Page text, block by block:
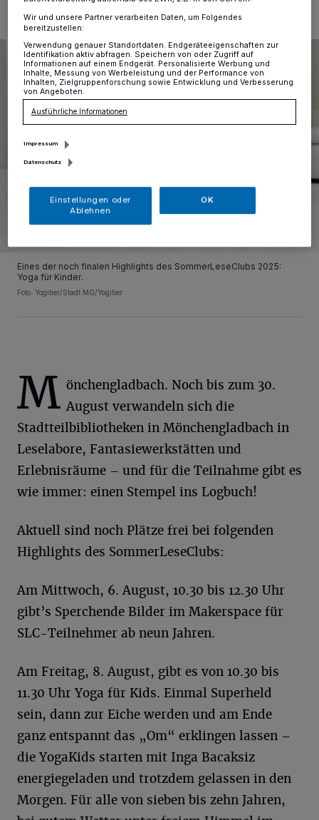
Eines der noch finalen Highlights des SommerLeseClubs 2025:
Yoga für Kinder.
Foto: Yogitier/Stadt MG/Yogitier
M önchengladbach. Noch bis zum 30.
August verwandeln sich die
Stadtteilbibliotheken in Mönchengladbach in
Leselabore, Fantasiewerkstätten und
Erlebnisräume – und für die Teilnahme gibt es
wie immer: einen Stempel ins Logbuch!
Aktuell sind noch Plätze frei bei folgenden
Highlights des SommerLeseClubs:
Am Mittwoch, 6. August, 10.30 bis 12.30 Uhr
gibt’s Sperchende Bilder im Makerspace für
SLC-Teilnehmer ab neun Jahren.
Am Freitag, 8. August, gibt es von 10.30 bis
11.30 Uhr Yoga für Kids. Einmal Superheld
sein, dann zur Eiche werden und am Ende
ganz entspannt das „Om“ erklingen lassen –
die YogaKids starten mit Inga Bacaksiz
energiegeladen und trotzdem gelassen in den
Morgen. Für alle von sieben bis zehn Jahren,
Wir und unsere Partner verarbeiten Daten, um Folgendes
bereitzustellen:
Verwendung genauer Standortdaten. Endgeräteeigenschaften zur
Identifikation aktiv abfragen. Speichern von oder Zugriff auf
Informationen auf einem Endgerät. Personalisierte Werbung und
Inhalte, Messung von Werbeleistung und der Performance von
Inhalten, Zielgruppenforschung sowie Entwicklung und Verbesserung
von Angeboten.
Ausführliche Informationen
Impressum
Datenschutz
Einstellungen oder
Ablehnen
OK